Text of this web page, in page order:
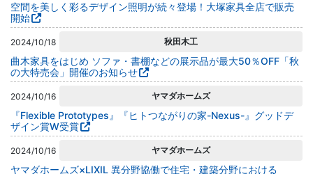
空間を美しく彩るデザイン照明が続々登場！大塚家具全店で販売
開始
2024/10/18 秋田木工
曲木家具をはじめ ソファ・書棚などの展示品が最大50％OFF「秋
の大特売会」開催のお知らせ
2024/10/16 ヤマダホームズ
『Flexible Prototypes』『ヒトつながりの家-Nexus-』グッドデ
ザイン賞W受賞
2024/10/16 ヤマダホームズ
ヤマダホームズ×LIXIL 異分野協働で住宅・建築分野における